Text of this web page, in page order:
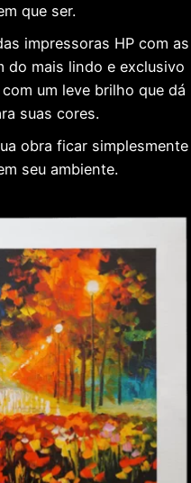
que ser.
impressoras HP com as
do mais lindo e exclusivo
um leve brilho que dá
suas cores.
obra ficar simplesmente
seu ambiente.